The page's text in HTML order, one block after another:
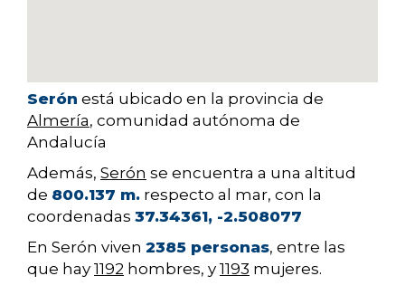
Serón está ubicado en la provincia de
Almería, comunidad autónoma de
Andalucía
Además, Serón se encuentra a una altitud
de 800.137 m. respecto al mar, con la
coordenadas 37.34361, -2.508077
En Serón viven 2385 personas, entre las
que hay 1192 hombres, y 1193 mujeres.